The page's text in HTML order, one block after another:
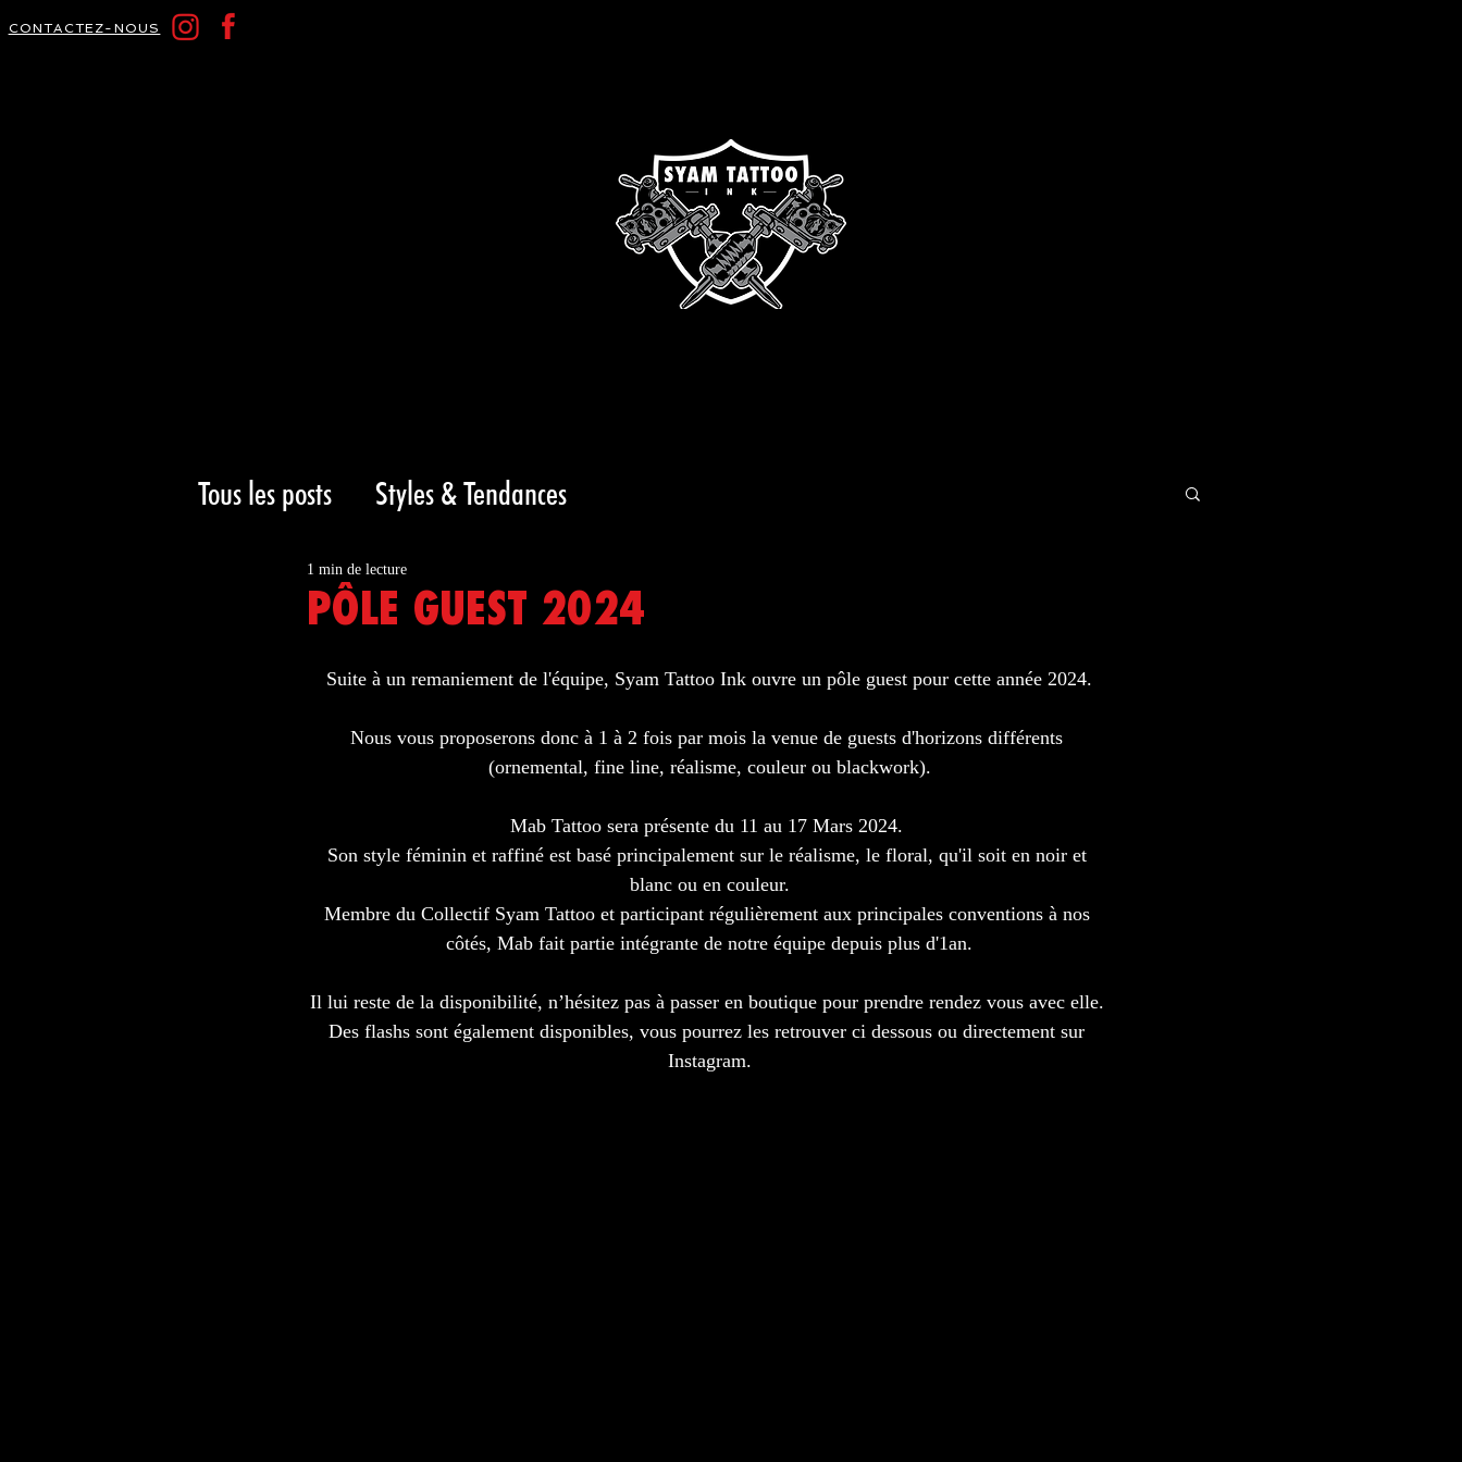
CONTACTEZ-NOUS
Tous les posts Styles & Tendances
PÔLE GUEST 2024
1 min de lecture
Suite à un remaniement de l'équipe, Syam Tattoo Ink ouvre un pôle guest pour cette année 2024.
Nous vous proposerons donc à 1 à 2 fois par mois la venue de guests d'horizons différents
(ornemental, fine line, réalisme, couleur ou blackwork).
Mab Tattoo sera présente du 11 au 17 Mars 2024.
Son style féminin et raffiné est basé principalement sur le réalisme, le floral, qu'il soit en noir et
blanc ou en couleur.
Membre du Collectif Syam Tattoo et participant régulièrement aux principales conventions à nos
côtés, Mab fait partie intégrante de notre équipe depuis plus d'1an.
Il lui reste de la disponibilité, n’hésitez pas à passer en boutique pour prendre rendez vous avec elle.
Des flashs sont également disponibles, vous pourrez les retrouver ci dessous ou directement sur
Instagram.